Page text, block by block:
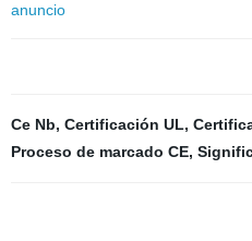
anuncio
Ce Nb, Certificación UL,
Proceso de marcado CE,